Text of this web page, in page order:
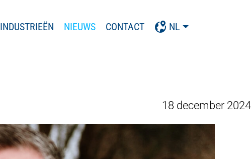
INDUSTRIEËN NIEUWS CONTACT NL
18 december 2024